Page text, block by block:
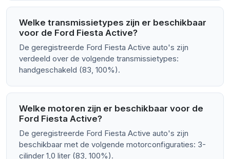
Welke transmissietypes zijn er beschikbaar
voor de Ford Fiesta Active?
De geregistreerde Ford Fiesta Active auto's zijn
verdeeld over de volgende transmissietypes:
handgeschakeld (83, 100%).
Welke motoren zijn er beschikbaar voor de
Ford Fiesta Active?
De geregistreerde Ford Fiesta Active auto's zijn
beschikbaar met de volgende motorconfiguraties: 3-
cilinder 1,0 liter (83, 100%).